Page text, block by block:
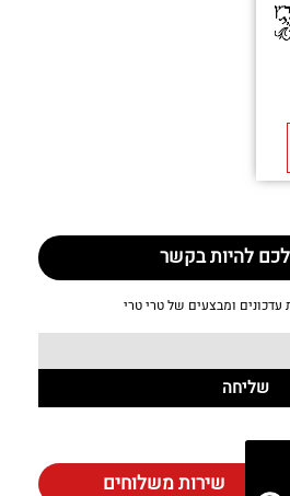
להיות בקשר
ומבצעים של טרי טרי
שליחה
שירות משלוחים